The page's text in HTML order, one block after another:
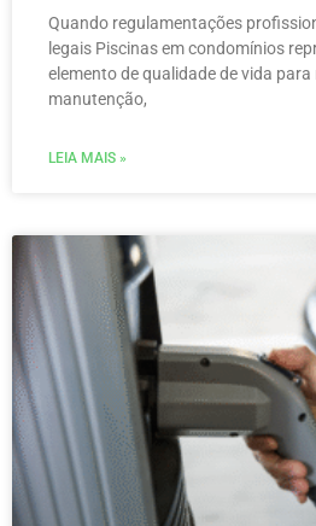
Quando regulamentações
legais Piscinas em condomínios
elemento de qualidade de vida
manutenção,
LEIA MAIS »